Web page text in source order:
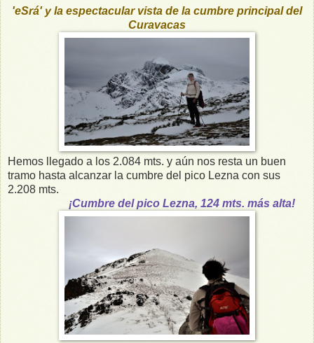
'eSrá' y la espectacular vista de la cumbre principal del
Curavacas
Hemos llegado a los 2.084 mts. y aún nos resta un buen
tramo hasta alcanzar la cumbre del pico Lezna con sus
2.208 mts.
¡Cumbre del pico Lezna, 124 mts. más alta!